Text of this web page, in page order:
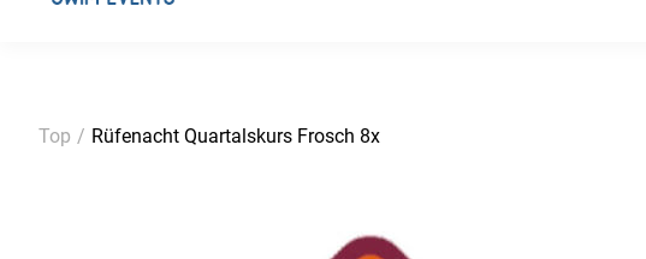
Top / Rüfenacht Quartalskurs Frosch 8x